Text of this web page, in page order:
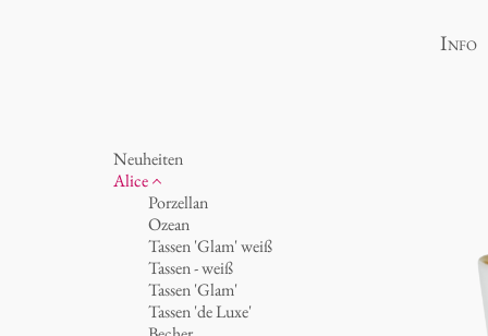
Info
Neuheiten
Alice
Porzellan
Ozean
Tassen 'Glam' weiß
Tassen - weiß
Tassen 'Glam'
Tassen 'de Luxe'